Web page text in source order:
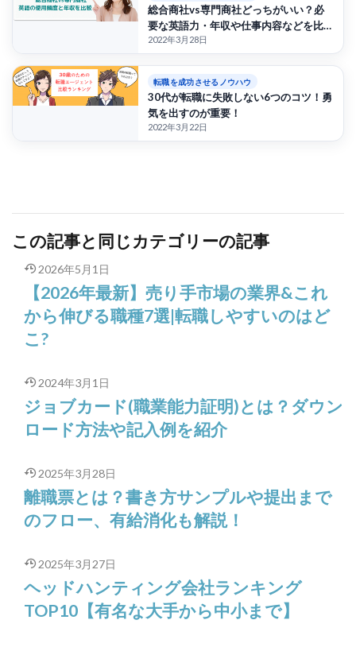
総合商社vs専門商社どっちがいい？必
要な英語力・年収や仕事内容などを比
較
2022年3月28日
転職を成功させるノウハウ
30代が転職に失敗しない6つのコツ！勇
気を出すのが重要！
2022年3月22日
この記事と同じカテゴリーの記事
2026年5月1日
【2026年最新】売り手市場の業界&これ
から伸びる職種7選|転職しやすいのはど
こ?
2024年3月1日
ジョブカード(職業能力証明)とは？ダウン
ロード方法や記入例を紹介
2025年3月28日
離職票とは？書き方サンプルや提出まで
のフロー、有給消化も解説！
2025年3月27日
ヘッドハンティング会社ランキング
TOP10【有名な大手から中小まで】